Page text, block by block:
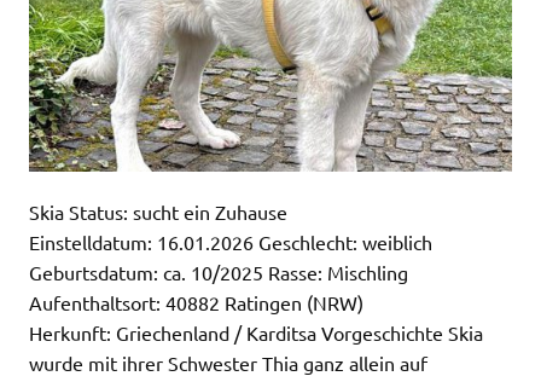
Skia Status: sucht ein Zuhause
Einstelldatum: 16.01.2026 Geschlecht: weiblich
Geburtsdatum: ca. 10/2025 Rasse: Mischling
Aufenthaltsort: 40882 Ratingen (NRW)
Herkunft: Griechenland / Karditsa Vorgeschichte Skia
wurde mit ihrer Schwester Thia ganz allein auf